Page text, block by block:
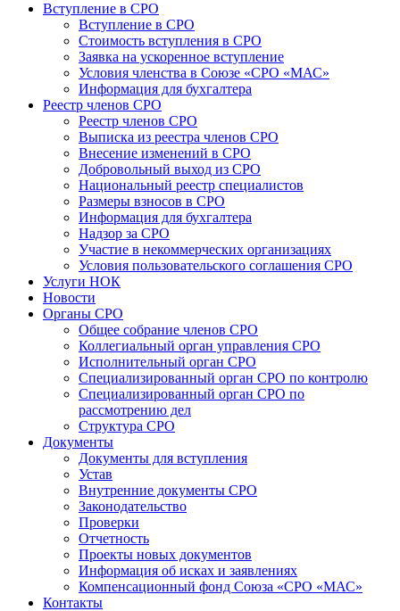
Вступление в СРО
Вступление в СРО
Стоимость вступления в СРО
Заявка на ускоренное вступление
Условия членства в Союзе «СРО «МАС»
Информация для бухгалтера
Реестр членов СРО
Реестр членов СРО
Выписка из реестра членов СРО
Внесение изменений в СРО
Добровольный выход из СРО
Национальный реестр специалистов
Размеры взносов в СРО
Информация для бухгалтера
Надзор за СРО
Участие в некоммерческих организациях
Условия пользовательского соглашения СРО
Услуги НОК
Новости
Органы СРО
Общее собрание членов СРО
Коллегиальный орган управления СРО
Исполнительный орган СРО
Специализированный орган СРО по контролю
Специализированный орган СРО по
рассмотрению дел
Структура СРО
Документы
Документы для вступления
Устав
Внутренние документы СРО
Законодательство
Проверки
Отчетность
Проекты новых документов
Информация об исках и заявлениях
Компенсационный фонд Союза «СРО «МАС»
Контакты